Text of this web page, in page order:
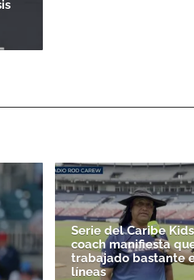
Serie del Caribe
coach manifiesta
trabajado bastante
líneas